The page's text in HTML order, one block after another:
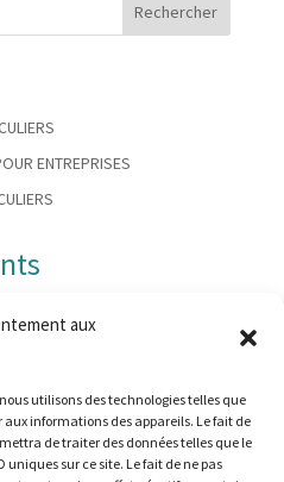
aux
utilisons des technologies telles que
informations des appareils. Le fait de
de traiter des données telles que le
sur ce site. Le fait de ne pas
Rechercher
ENTREPRISES
donnees-2023